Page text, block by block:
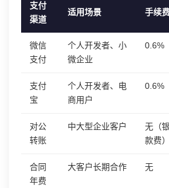
支付
渠道
适用场景 手续
微信
支付
个人开发者、小
微企业
0.6%
支付
宝
个人开发者、电
商用户
0.6%
对公
转账
中大型企业客户
无（
款费）
合同
年费
大客户长期合作 无